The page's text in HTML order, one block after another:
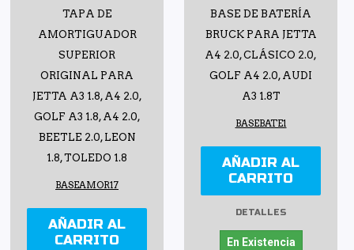
TAPA DE
AMORTIGUADOR
SUPERIOR
ORIGINAL PARA
JETTA A3 1.8, A4 2.0,
GOLF A3 1.8, A4 2.0,
BEETLE 2.0, LEON
1.8, TOLEDO 1.8
BASEAMOR17
AÑADIR AL
CARRITO
BASE DE BATERÍA
BRUCK PARA JETTA
A4 2.0, CLÁSICO 2.0,
GOLF A4 2.0, AUDI
A3 1.8T
BASEBATE1
AÑADIR AL
CARRITO
DETALLES
En Existencia